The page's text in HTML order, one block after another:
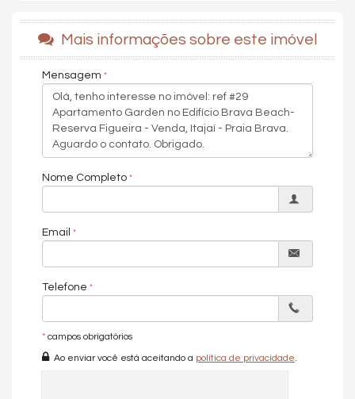
Sala de TV
Churrasqueira
Piso Porcelanato
Vista Livre
Vista Mar
Características do Empreendimento
Sauna
Sala de Jogos
Salão de Festas
Cinema
Piscina
Espaço Gourmet
Portaria 24h
Medidores Individuais
Captação de Água
Quiosque Externo
Piscina Infantil
Pet Place
Pìscina Térmica
Mais informações sobre este imóvel
Mensagem
Nome Completo
Email
Telefone
* campos obrigatórios
Ao enviar você está aceitando a política de privacidade